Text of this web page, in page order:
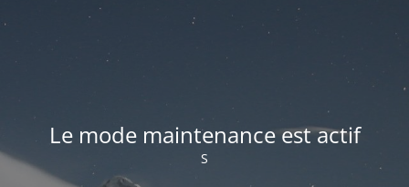
Le mode maintenance est actif
S